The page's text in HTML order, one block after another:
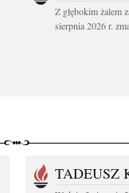
Z głębokim żalem
sierpnia 2026 r.
TADEUSZ